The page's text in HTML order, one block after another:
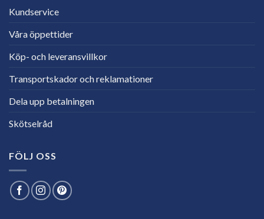
Kundservice
Våra öppettider
Köp- och leveransvillkor
Transportskador och reklamationer
Dela upp betalningen
Skötselråd
FÖLJ OSS